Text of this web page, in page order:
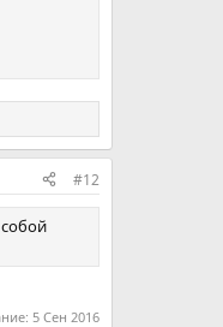
#12
5 Сен 2016